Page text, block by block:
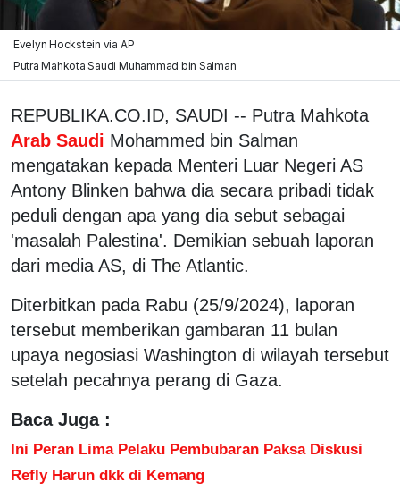
Evelyn Hockstein via AP
Putra Mahkota Saudi Muhammad bin Salman
REPUBLIKA.CO.ID, SAUDI -- Putra Mahkota
Arab Saudi Mohammed bin Salman
mengatakan kepada Menteri Luar Negeri AS
Antony Blinken bahwa dia secara pribadi tidak
peduli dengan apa yang dia sebut sebagai
'masalah Palestina'. Demikian sebuah laporan
dari media AS, di The Atlantic.
Diterbitkan pada Rabu (25/9/2024), laporan
tersebut memberikan gambaran 11 bulan
upaya negosiasi Washington di wilayah tersebut
setelah pecahnya perang di Gaza.
Baca Juga :
Ini Peran Lima Pelaku Pembubaran Paksa Diskusi
Refly Harun dkk di Kemang